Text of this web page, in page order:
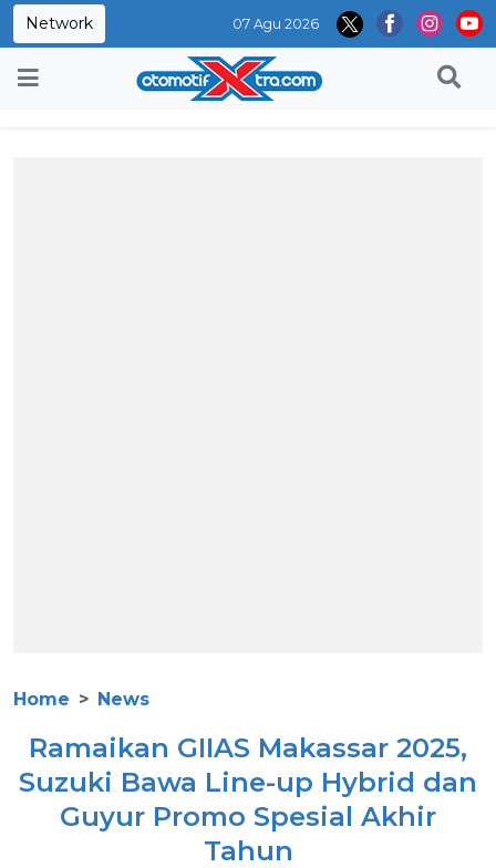
Network 07 Agu 2026
Home News
Ramaikan GIIAS Makassar 2025,
Suzuki Bawa Line-up Hybrid dan
Guyur Promo Spesial Akhir
Tahun